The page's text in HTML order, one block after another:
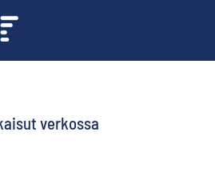
verkossa